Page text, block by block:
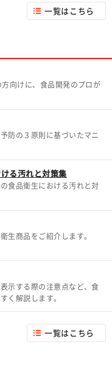
一覧はこちら
向けに、食品開発のプロが
防の３原則に基づいたマニ
る汚れと対策集
食品衛生における汚れと対
生商品をご紹介します。
示する際の注意点など、食
く解説します。
一覧はこちら